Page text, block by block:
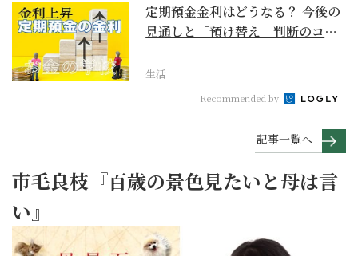
定期預金金利はどうなる？ 今後の
見通しと「預け替え」判断のコツ
生活
Recommended by
記事一覧へ
市毛良枝『百歳の景色見たいと母は言
い』